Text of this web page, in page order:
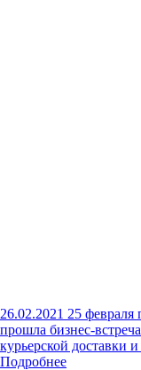
26.02.2021 25 февраля
прошла бизнес-
курьерской доставки
Подробнее